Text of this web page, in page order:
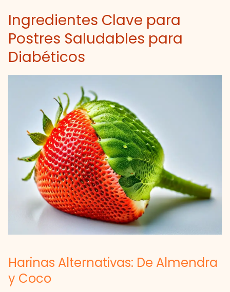
Ingredientes Clave para
Postres Saludables para
Diabéticos
Harinas Alternativas: De Almendra
y Coco